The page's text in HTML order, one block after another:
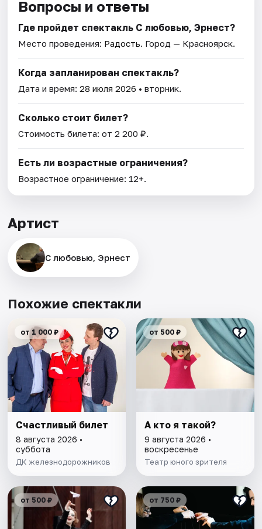
Вопросы и ответы
Где пройдет спектакль С любовью, Эрнест?
Место проведения: Радость. Город — Красноярск.
Когда запланирован спектакль?
Дата и время:28 июля 2026 • вторник.
Сколько стоит билет?
Стоимость билета: от 2 200 ₽.
Есть ли возрастные ограничения?
Возрастное ограничение: 12+.
Артист
С любовью, Эрнест
Похожие спектакли
от 1 000 ₽
Счастливый билет
8 августа 2026 •
суббота
ДК железнодорожников
от 500 ₽
А кто я такой?
9 августа 2026 •
воскресенье
Театр юного зрителя
от 500 ₽ от 750 ₽